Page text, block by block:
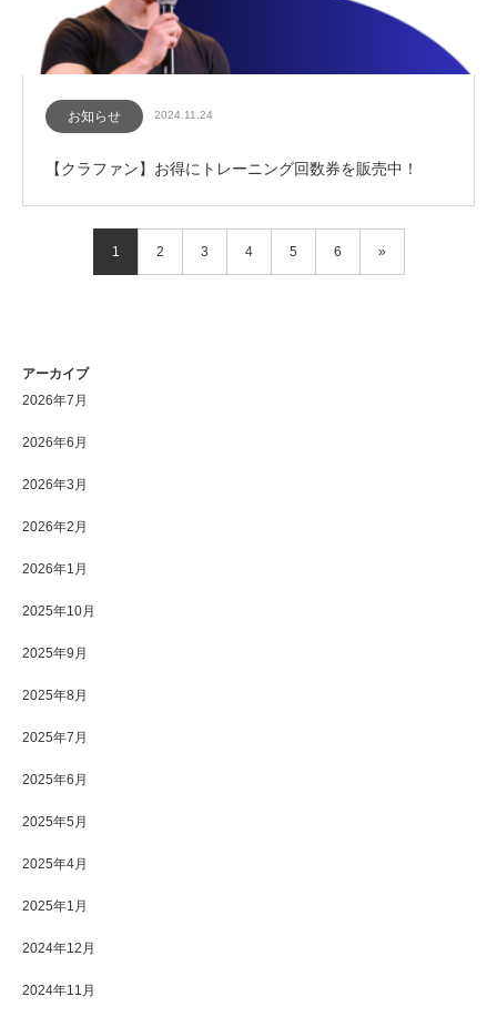
お知らせ 2024.11.24
【クラファン】お得にトレーニング回数券を販売中！
1 2 3 4 5 6 »
アーカイブ
2026年7月
2026年6月
2026年3月
2026年2月
2026年1月
2025年10月
2025年9月
2025年8月
2025年7月
2025年6月
2025年5月
2025年4月
2025年1月
2024年12月
2024年11月